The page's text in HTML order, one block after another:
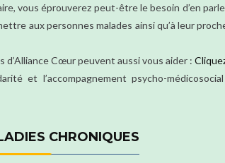
vous éprouverez peut-être le besoin d’en
aux personnes malades ainsi qu’à leur
Cœur peuvent aussi vous aider :
et l’accompagnement psycho-
CHRONIQUES